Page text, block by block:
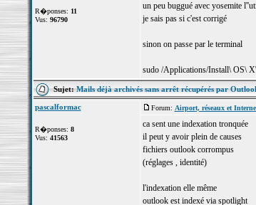
R�ponses: 11
Vus: 96790
un peu buggué avec yosemite
je sais pas si c'est corrigé
sinon on passe par le terminal
sudo /Applications/Install\ OS\
Sujet:Mails déjà archivés sans arrêt récupérés par
pascalformac
R�ponses: 8
Vus: 41563
Forum: Airport, réseaux et
ca sent une indexation tronquée
il peut y avoir plein de causes
fichiers outlook corrompus
(réglages , identité)
l'indexation elle même
outlook est indexé via spotlight